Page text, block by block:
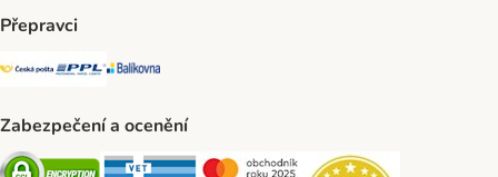
Přepravci
Česká pošta Shipping Method
PPL Shipping Method
Balíkovna Shipping Method
Zabezpečení a ocenění
Security Security Security